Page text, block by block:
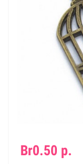
Br0.50 р.